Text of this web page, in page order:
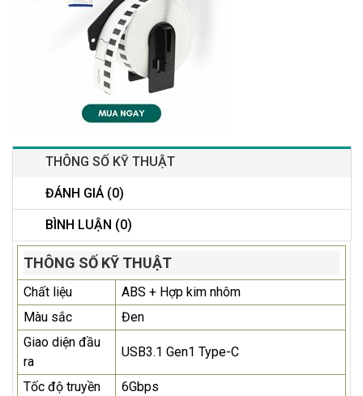
THÔNG SỐ KỸ THUẬT
ĐÁNH GIÁ (0)
BÌNH LUẬN (0)
THÔNG SỐ KỸ THUẬT
Chất liệu
ABS + Hợp kim nhôm
Màu sắc
Đen
Giao diện đầu
ra
USB3.1 Gen1 Type-C
Tốc độ truyền 6Gbps